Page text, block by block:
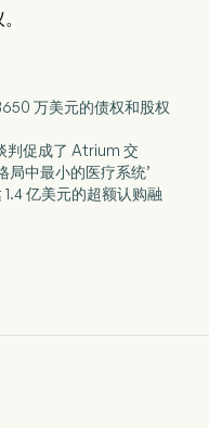
万美元的债权和股权
判促成了 Atrium 交
局中最小的医疗系统’
亿美元的超额认购融